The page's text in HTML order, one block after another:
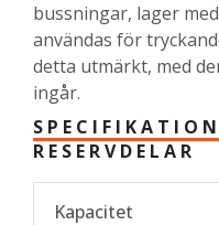
bussningar, lager
användas för
detta utmärkt, med
ingår.
RESERVDELAR
Kapacitet